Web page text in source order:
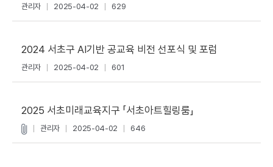
관리자 2025-04-02 629
2024 서초구 AI기반 공교육 비전 선포식 및 포럼
관리자 2025-04-02 601
2025 서초미래교육지구 「서초아트힐링룸」
관리자 2025-04-02 646